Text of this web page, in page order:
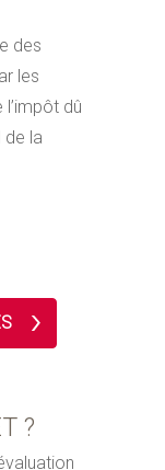
des
les
dû
de la
?